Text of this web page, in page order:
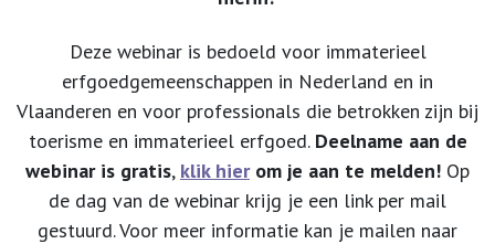
Deze webinar is bedoeld voor immaterieel
erfgoedgemeenschappen in Nederland en in
Vlaanderen en voor professionals die betrokken zijn bij
toerisme en immaterieel erfgoed. Deelname aan de
webinar is gratis, klik hierom je aan te melden! Op
de dag van de webinar krijg je een link per mail
gestuurd. Voor meer informatie kan je mailen naar